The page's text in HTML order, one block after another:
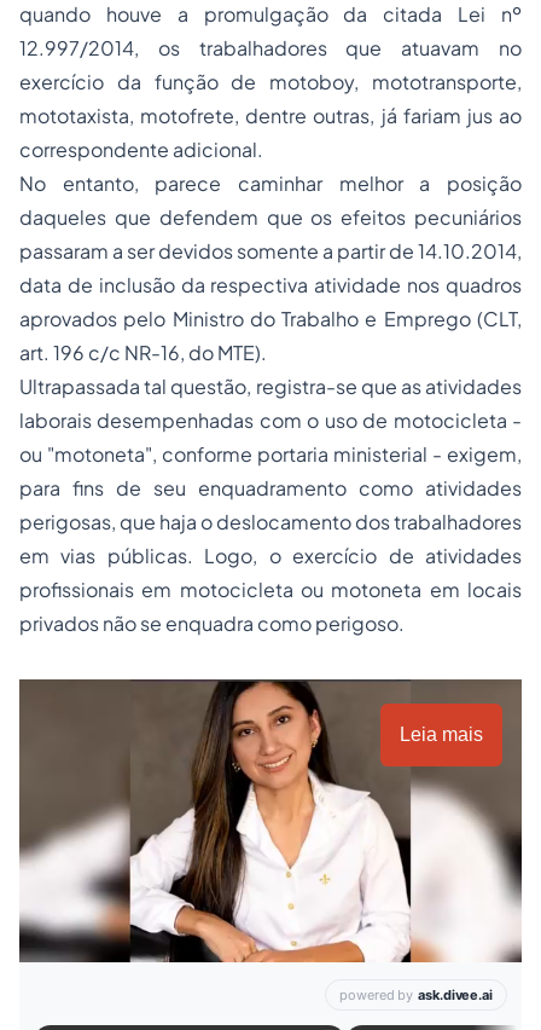
quando houve a promulgação da citada Lei nº
12.997/2014, os trabalhadores que atuavam no
exercício da função de motoboy, mototransporte,
mototaxista, motofrete, dentre outras, já fariam jus ao
correspondente adicional.
No entanto, parece caminhar melhor a posição
daqueles que defendem que os efeitos pecuniários
passaram a ser devidos somente a partir de 14.10.2014,
data de inclusão da respectiva atividade nos quadros
aprovados pelo Ministro do Trabalho e Emprego (CLT,
art. 196 c/c NR-16, do MTE).
Ultrapassada tal questão, registra-se que as atividades
laborais desempenhadas com o uso de motocicleta -
ou "motoneta", conforme portaria ministerial - exigem,
para fins de seu enquadramento como atividades
perigosas, que haja o deslocamento dos trabalhadores
em vias públicas. Logo, o exercício de atividades
profissionais em motocicleta ou motoneta em locais
privados não se enquadra como perigoso.
Leia mais